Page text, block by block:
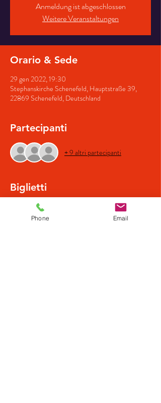
Anmeldung ist abgeschlossen
Weitere Veranstaltungen
Orario & Sede
29 gen 2022, 19:30
Stephanskirche Schenefeld, Hauptstraße 39,
22869 Schenefeld, Deutschland
Partecipanti
+ 9 altri partecipanti
Biglietti
Vendita terminata
Phone Email